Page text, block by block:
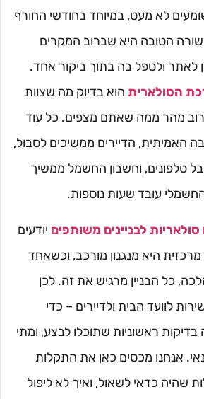
לא מעט, במיוחד בחודשי החורף
הטובה היא שברוב המקרים
לאתר ולטפל בה בתוך ביקור אחד.
הסולארית הוא בדיוק מה שצוות
מהר ממה שאתם מצפים. כל עוד
האמיתית, הדיירים ממשיכים לסבול,
טלפונים, וחשבון החשמל ממשיך
עובד שעות נוספות.
לבניינים משותפים יודעים
היא מנגנון מורכב, וכשאחד
כל הבניין מרגיש את זה. לכן
לוועד הבית ולדיירים – כדי
ראשוניות שתוכלו לבצע, ומתי
אנחנו מכסים כאן את התקלות
שהיה כדאי לשאול, ואיך לא ליפול